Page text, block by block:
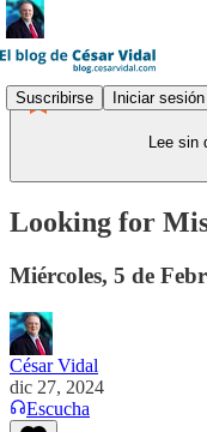
Suscribirse Iniciar sesión
Lee sin
Looking for
Miércoles, 5 de
César Vidal
dic 27, 2024
Escucha